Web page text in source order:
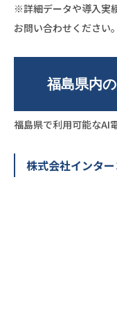
※詳細データや導入実
お問い合わせください。
福島県内
福島県で利用可能なAI
株式会社インタ